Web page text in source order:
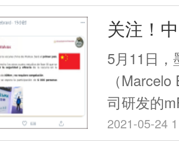
中国生物
毒灭活疫
的保护效
on
Infection
关注！
进展
5月11日
（
司研发的
将于本月
2021-05-24